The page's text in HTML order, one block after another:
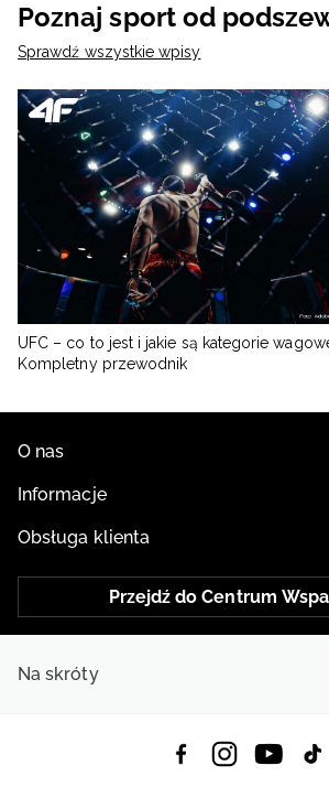
Poznaj sport od
Sprawdź wszystkie wpisy
UFC – co to jest i jakie są kategorie
Kompletny przewodnik
O nas
Informacje
Obsługa klienta
Przejdź do Centrum
Na skróty